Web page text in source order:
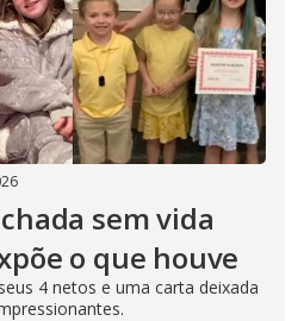
sem vida
o que houve
4 netos e uma carta deixada